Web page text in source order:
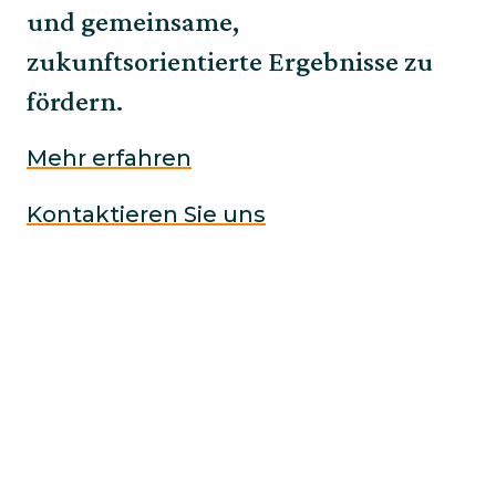
und gemeinsame,
zukunftsorientierte Ergebnisse zu
fördern.
Mehr erfahren
Kontaktieren Sie uns